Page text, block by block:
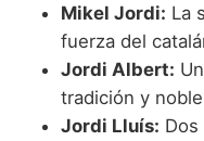
Mikel Jordi: La
fuerza del
Jordi Albert:
tradición y
Jordi Lluís: